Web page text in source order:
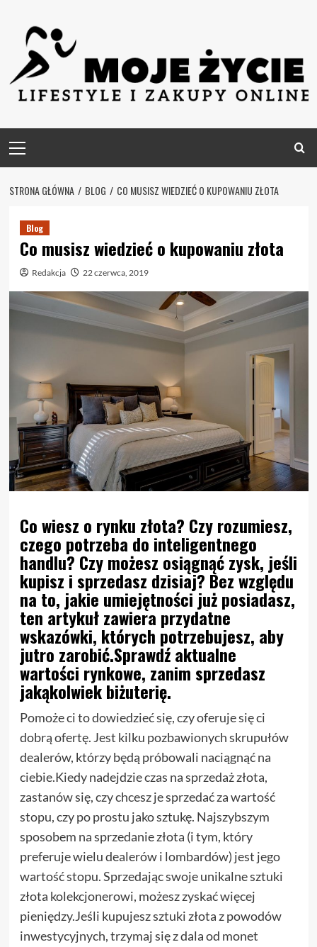
content
Menu
STRONA GŁÓWNA BLOG CO MUSISZ WIEDZIEĆ O KUPOWANIU ZŁOTA
Blog
Co musisz wiedzieć o kupowaniu złota
Redakcja 22 czerwca, 2019
Co wiesz o rynku złota? Czy rozumiesz,
czego potrzeba do inteligentnego
handlu? Czy możesz osiągnąć zysk, jeśli
kupisz i sprzedasz dzisiaj? Bez względu
na to, jakie umiejętności już posiadasz,
ten artykuł zawiera przydatne
wskazówki, których potrzebujesz, aby
jutro zarobić.Sprawdź aktualne
wartości rynkowe, zanim sprzedasz
jakąkolwiek biżuterię.
Pomoże ci to dowiedzieć się, czy oferuje się ci
dobrą ofertę. Jest kilku pozbawionych skrupułów
dealerów, którzy będą próbowali naciągnąć na
ciebie.Kiedy nadejdzie czas na sprzedaż złota,
zastanów się, czy chcesz je sprzedać za wartość
stopu, czy po prostu jako sztukę. Najszybszym
sposobem na sprzedanie złota (i tym, który
preferuje wielu dealerów i lombardów) jest jego
wartość stopu. Sprzedając swoje unikalne sztuki
złota kolekcjonerowi, możesz zyskać więcej
pieniędzy.Jeśli kupujesz sztuki złota z powodów
inwestycyjnych, trzymaj się z dala od monet